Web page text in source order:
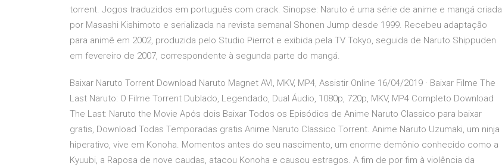
torrent. Jogos traduzidos em português com crack. Sinopse: Naruto é uma série de anime e mangá criada
por Masashi Kishimoto e serializada na revista semanal Shonen Jump desde 1999. Recebeu adaptação
para animê em 2002, produzida pelo Studio Pierrot e exibida pela TV Tokyo, seguida de Naruto Shippuden
em fevereiro de 2007, correspondente à segunda parte do mangá.
Baixar Naruto Torrent Download Naruto Magnet AVI, MKV, MP4, Assistir Online 16/04/2019 · Baixar Filme The
Last Naruto: O Filme Torrent Dublado, Legendado, Dual Áudio, 1080p, 720p, MKV, MP4 Completo Download
The Last: Naruto the Movie Após dois Baixar Todos os Episódios de Anime Naruto Classico para baixar
gratis, Download Todas Temporadas gratis Anime Naruto Classico Torrent. Anime Naruto Uzumaki, um ninja
hiperativo, vive em Konoha. Momentos antes do seu nascimento, um enorme demônio conhecido como a
Kyuubi, a Raposa de nove caudas, atacou Konoha e causou estragos. A fim de por fim à violência da